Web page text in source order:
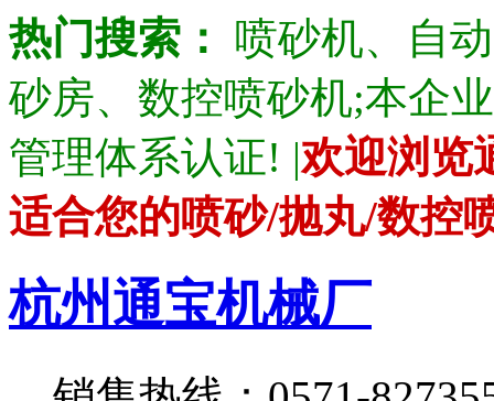
热门搜索：
喷砂机、自
砂房、数控喷砂机;本企
管理体系认证! |欢迎浏览
适合您的喷砂/抛丸/数控
杭州通宝机械厂